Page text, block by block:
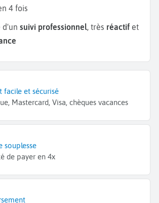
4 fois
d'un suivi professionnel, très réactif et
facile et sécurisé
Mastercard, Visa, chèques vacances
souplesse
de payer en 4x